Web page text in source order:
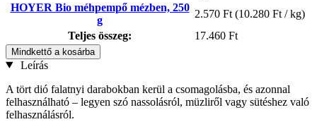
HOYER Bio méhpempő mézben, 250
g
2.570 Ft (10.280 Ft / kg)
Teljes összeg:
17.460 Ft
Mindkettő a kosárba
Leírás
A tört dió falatnyi darabokban kerül a csomagolásba, és azonnal
felhasználható – legyen szó nassolásról, müzliről vagy sütéshez való
felhasználásról.